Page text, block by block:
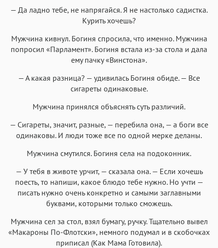
— Да ладно тебе, не напрягайся. Я не настолько садистка.
Курить хочешь?
Мужчина кивнул. Богиня спросила, что именно. Мужчина
попросил «Парламент». Богиня встала из-за стола и дала
ему пачку «Винстона».
— А какая разница? — удивилась Богиня обиде. — Все
сигареты одинаковые.
Мужчина принялся объяснять суть различий.
— Сигареты, значит, разные, — перебила она, — а боги все
одинаковы. И люди тоже все по одной мерке деланы.
Мужчина смутился. Богиня села на подоконник.
— У тебя в животе урчит, — сказала она. — Если хочешь
поесть, то напиши, какое блюдо тебе нужно. Но учти —
писать нужно очень конкретно и самыми заглавными
буквами, которыми только сможешь.
Мужчина сел за стол, взял бумагу, ручку. Тщательно вывел
«Макароны По-Флотски», немного подумал и в скобочках
приписал (Как Мама Готовила).